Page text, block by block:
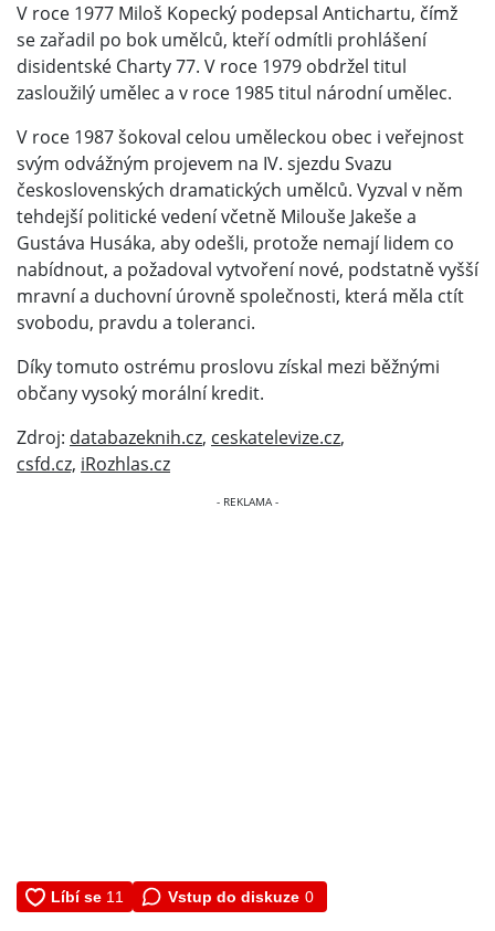
V roce 1977 Miloš Kopecký podepsal Antichartu, čímž
se zařadil po bok umělců, kteří odmítli prohlášení
disidentské Charty 77. V roce 1979 obdržel titul
zasloužilý umělec a v roce 1985 titul národní umělec.
V roce 1987 šokoval celou uměleckou obec i veřejnost
svým odvážným projevem na IV. sjezdu Svazu
československých dramatických umělců. Vyzval v něm
tehdejší politické vedení včetně Milouše Jakeše a
Gustáva Husáka, aby odešli, protože nemají lidem co
nabídnout, a požadoval vytvoření nové, podstatně vyšší
mravní a duchovní úrovně společnosti, která měla ctít
svobodu, pravdu a toleranci.
Díky tomuto ostrému proslovu získal mezi běžnými
občany vysoký morální kredit.
Zdroj: databazeknih.cz, ceskatelevize.cz,
csfd.cz, iRozhlas.cz
Vstup do diskuze 0